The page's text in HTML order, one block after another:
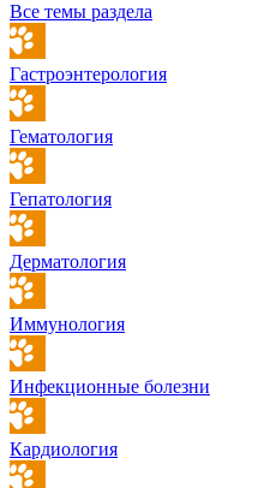
Все темы раздела
Гастроэнтерология
Гематология
Гепатология
Дерматология
Иммунология
Инфекционные болезни
Кардиология